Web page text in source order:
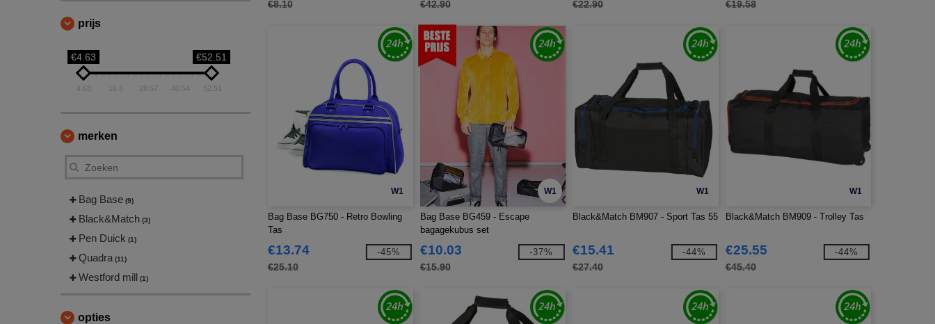
prijs
€4.63 €52.51
4.63 16.6 28.57 40.54 52.51
merken
Bag Base (9)
Black&Match (3)
Pen Duick (1)
Quadra (11)
Westford mill (1)
opties
€8.10 €42.90 €22.90 €19.58
W1
Bag Base BG750 - Retro Bowling
Tas
€13.74
€25.10
-45%
W1
Bag Base BG459 - Escape
bagagekubus set
€10.03
€15.90
-37%
W1
Black&Match BM907 - Sport Tas 55
€15.41
€27.40
-44%
W1
Black&Match BM909 - Trolley Tas
€25.55
€45.40
-44%